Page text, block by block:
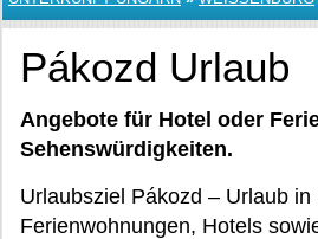
Pákozd Urlaub
Angebote für Hotel oder
Sehenswürdigkeiten.
Urlaubsziel Pákozd – Urlaub
Ferienwohnungen, Hotels